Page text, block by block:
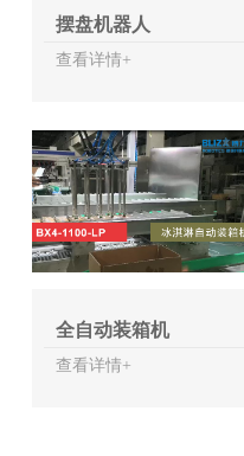
摆盘机器人
查看详情+
全自动装箱机
查看详情+